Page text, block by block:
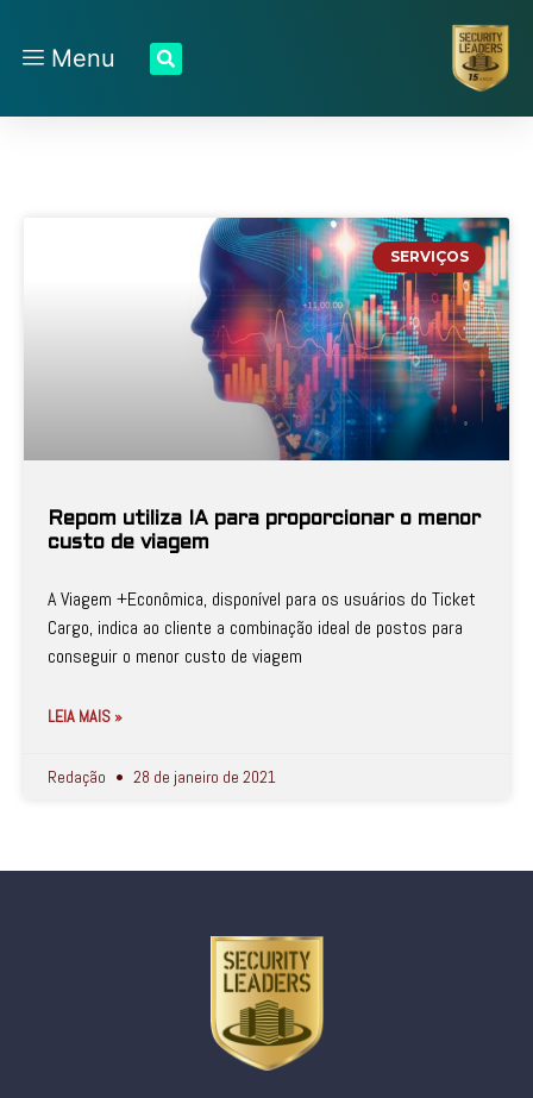
Menu
SERVIÇOS
Repom utiliza IA para proporcionar o menor
custo de viagem
A Viagem +Econômica, disponível para os usuários do Ticket
Cargo, indica ao cliente a combinação ideal de postos para
conseguir o menor custo de viagem
LEIA MAIS »
Redação 28 de janeiro de 2021